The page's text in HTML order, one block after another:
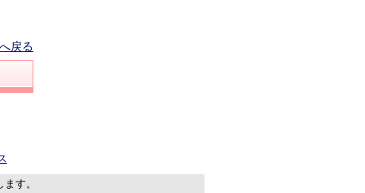
戻る
ます。